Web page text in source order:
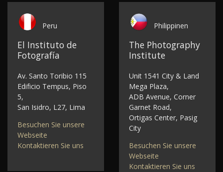
Peru
El Instituto de
Fotografía
Av. Santo Toribio 115
Edificio Tempus, Piso
5,
San Isidro, L27, Lima
Besuchen Sie unsere
Webseite
Kontaktieren Sie uns
Philippinen
The Photography
Institute
Unit 1541 City & Land
Mega Plaza,
ADB Avenue, Corner
Garnet Road,
Ortigas Center, Pasig
City
Besuchen Sie unsere
Webseite
Kontaktieren Sie uns